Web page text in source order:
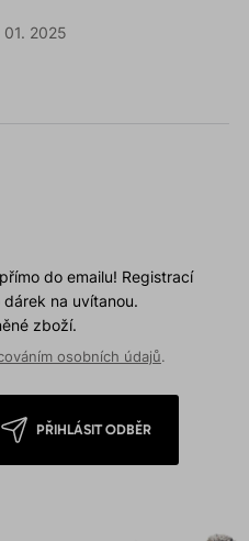
01. 2025
do emailu! Registrací
na uvítanou.
zboží.
osobních údajů.
PŘIHLÁSIT ODBĚR